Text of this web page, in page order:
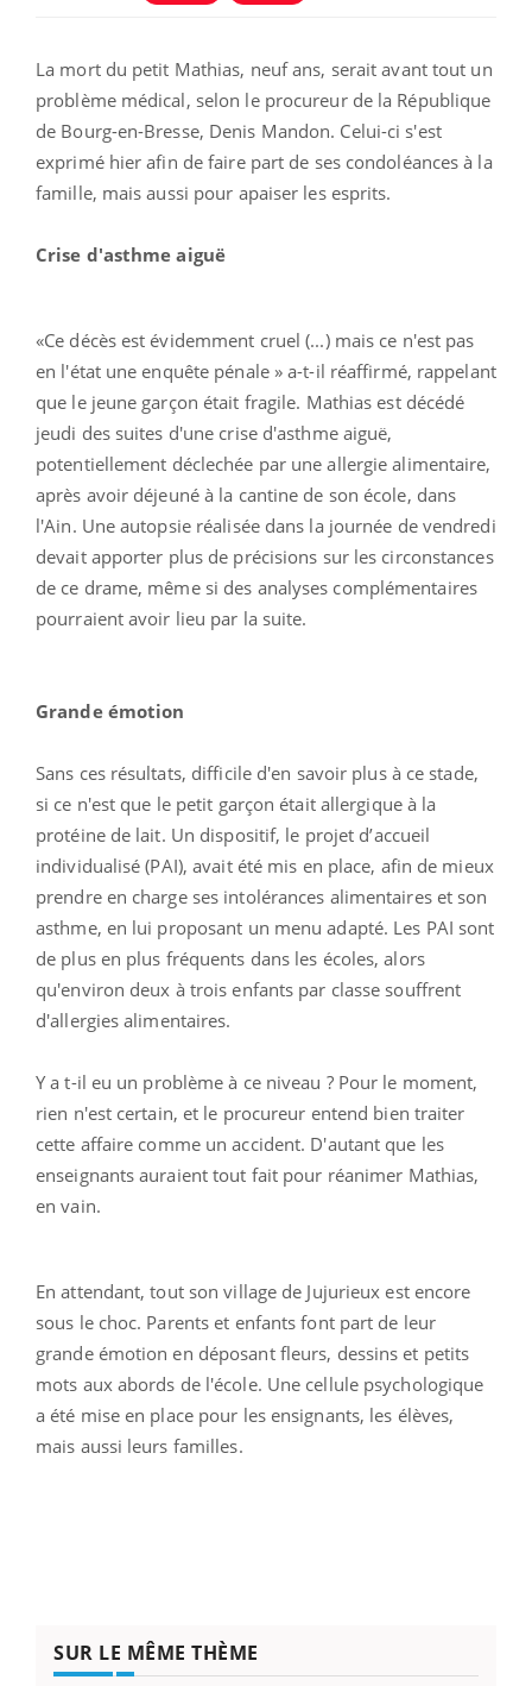
La mort du petit Mathias, neuf ans, serait avant tout un
problème médical, selon le procureur de la République
de Bourg-en-Bresse, Denis Mandon. Celui-ci s'est
exprimé hier afin de faire part de ses condoléances à la
famille, mais aussi pour apaiser les esprits.
Crise d'asthme aiguë
«Ce décès est évidemment cruel (...) mais ce n'est pas
en l'état une enquête pénale » a-t-il réaffirmé, rappelant
que le jeune garçon était fragile. Mathias est décédé
jeudi des suites d'une crise d'asthme aiguë,
potentiellement déclechée par une allergie alimentaire,
après avoir déjeuné à la cantine de son école, dans
l'Ain. Une autopsie réalisée dans la journée de vendredi
devait apporter plus de précisions sur les circonstances
de ce drame, même si des analyses complémentaires
pourraient avoir lieu par la suite.
Grande émotion
Sans ces résultats, difficile d'en savoir plus à ce stade,
si ce n'est que le petit garçon était allergique à la
protéine de lait. Un dispositif, le projet d’accueil
individualisé (PAI), avait été mis en place, afin de mieux
prendre en charge ses intolérances alimentaires et son
asthme, en lui proposant un menu adapté. Les PAI sont
de plus en plus fréquents dans les écoles, alors
qu'environ deux à trois enfants par classe souffrent
d'allergies alimentaires.
Y a t-il eu un problème à ce niveau ? Pour le moment,
rien n'est certain, et le procureur entend bien traiter
cette affaire comme un accident. D'autant que les
enseignants auraient tout fait pour réanimer Mathias,
en vain.
En attendant, tout son village de Jujurieux est encore
sous le choc. Parents et enfants font part de leur
grande émotion en déposant fleurs, dessins et petits
mots aux abords de l'école. Une cellule psychologique
a été mise en place pour les ensignants, les élèves,
mais aussi leurs familles.
SUR LE MÊME THÈME